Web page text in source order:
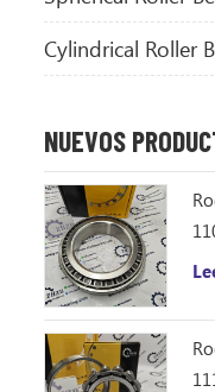
Cylindrical Roller
NUEVOS